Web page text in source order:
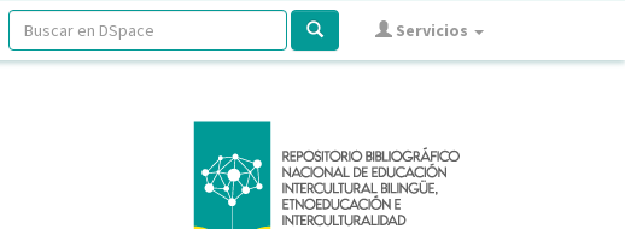
Servicios